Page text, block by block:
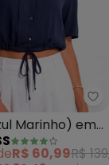
Feminina
Marinho) em
R$ 60,99R$